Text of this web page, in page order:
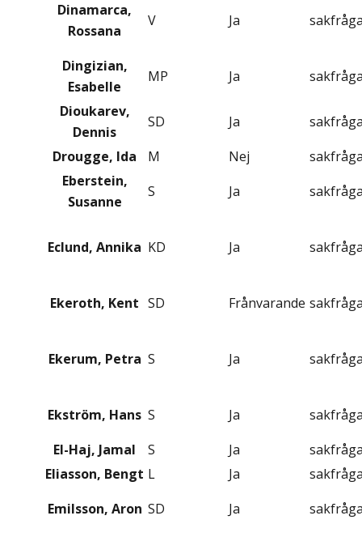
Dinamarca,
Rossana
V Ja
Dingizian,
Esabelle
MP Ja
Dioukarev,
Dennis
SD Ja
Drougge, Ida
M Nej
Eberstein,
Susanne
S Ja
Eclund, Annika KD Ja
Ekeroth, Kent SD Frånvarande
Ekerum, Petra S Ja
Ekström, Hans S Ja
El-Haj, Jamal
S Ja
Eliasson, Bengt L Ja
Emilsson, Aron SD Ja